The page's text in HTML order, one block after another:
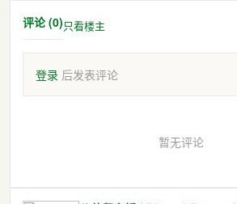
评论 (0)只看楼主
登录 后发表评论
暂无评论